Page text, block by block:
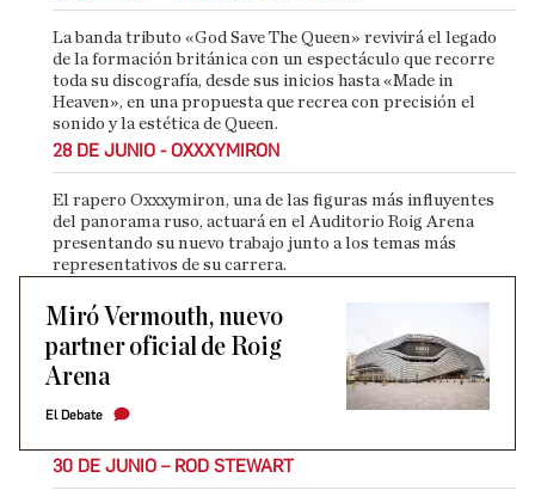
La banda tributo «God Save The Queen» revivirá el legado
de la formación británica con un espectáculo que recorre
toda su discografía, desde sus inicios hasta «Made in
Heaven», en una propuesta que recrea con precisión el
sonido y la estética de Queen.
28 DE JUNIO - OXXXYMIRON
El rapero Oxxxymiron, una de las figuras más influyentes
del panorama ruso, actuará en el Auditorio Roig Arena
presentando su nuevo trabajo junto a los temas más
representativos de su carrera.
Miró Vermouth, nuevo
partner oficial de Roig
Arena
El Debate
30 DE JUNIO – ROD STEWART